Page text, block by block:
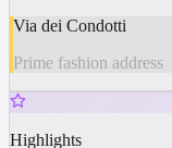
Via dei Condotti
Prime fashion address
Highlights